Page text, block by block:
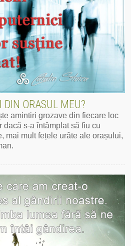
ORASUL MEU?
amintiri grozave din fiecare loc
dacă s-a întâmplat să fiu cu
mai mult fețele urâte ale orașului,